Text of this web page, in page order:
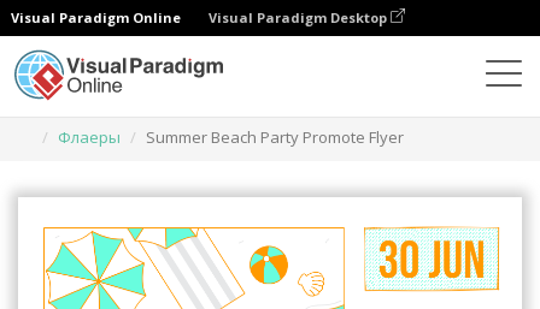
Visual Paradigm Online Visual Paradigm Desktop
Флаеры
Summer Beach Party Promote Flyer